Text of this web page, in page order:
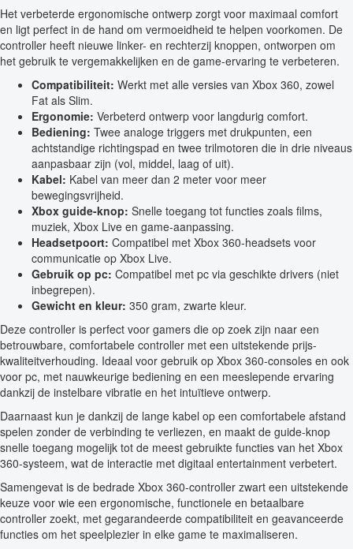
Het verbeterde ergonomische ontwerp zorgt voor maximaal comfort
en ligt perfect in de hand om vermoeidheid te helpen voorkomen. De
controller heeft nieuwe linker- en rechterzij knoppen, ontworpen om
het gebruik te vergemakkelijken en de game-ervaring te verbeteren.
Compatibiliteit: Werkt met alle versies van Xbox 360, zowel
Fat als Slim.
Ergonomie: Verbeterd ontwerp voor langdurig comfort.
Bediening: Twee analoge triggers met drukpunten, een
achtstandige richtingspad en twee trilmotoren die in drie niveaus
aanpasbaar zijn (vol, middel, laag of uit).
Kabel: Kabel van meer dan 2 meter voor meer
bewegingsvrijheid.
Xbox guide-knop: Snelle toegang tot functies zoals films,
muziek, Xbox Live en game-aanpassing.
Headsetpoort: Compatibel met Xbox 360-headsets voor
communicatie op Xbox Live.
Gebruik op pc: Compatibel met pc via geschikte drivers (niet
inbegrepen).
Gewicht en kleur: 350 gram, zwarte kleur.
Deze controller is perfect voor gamers die op zoek zijn naar een
betrouwbare, comfortabele controller met een uitstekende prijs-
kwaliteitverhouding. Ideaal voor gebruik op Xbox 360-consoles en ook
voor pc, met nauwkeurige bediening en een meeslepende ervaring
dankzij de instelbare vibratie en het intuïtieve ontwerp.
Daarnaast kun je dankzij de lange kabel op een comfortabele afstand
spelen zonder de verbinding te verliezen, en maakt de guide-knop
snelle toegang mogelijk tot de meest gebruikte functies van het Xbox
360-systeem, wat de interactie met digitaal entertainment verbetert.
Samengevat is de bedrade Xbox 360-controller zwart een uitstekende
keuze voor wie een ergonomische, functionele en betaalbare
controller zoekt, met gegarandeerde compatibiliteit en geavanceerde
functies om het speelplezier in elke game te maximaliseren.